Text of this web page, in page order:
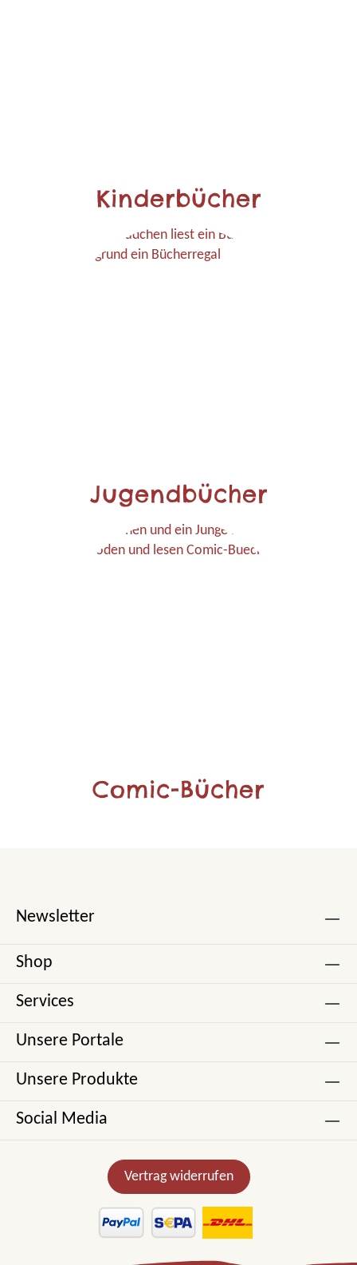
Kinderbücher
Jugendbücher
Comic-Bücher
Newsletter
Shop
Services
Unsere Portale
Unsere Produkte
Social Media
Vertrag widerrufen